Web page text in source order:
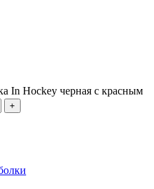
In Hockey черная с красным